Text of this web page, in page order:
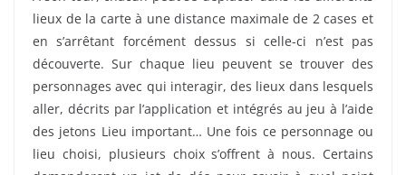
lieux de la carte à une distance maximale de 2 cases et
en s’arrêtant forcément dessus si celle-ci n’est pas
découverte. Sur chaque lieu peuvent se trouver des
personnages avec qui interagir, des lieux dans lesquels
aller, décrits par l’application et intégrés au jeu à l’aide
des jetons Lieu important… Une fois ce personnage ou
lieu choisi, plusieurs choix s’offrent à nous. Certains